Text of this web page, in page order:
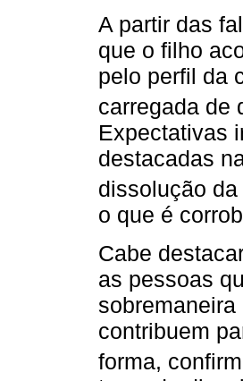
A partir das
que o filho
pelo perfil da
carregada de
Expectativas
destacadas
dissolução
o que é
Cabe
as pessoas
contribuem
forma,